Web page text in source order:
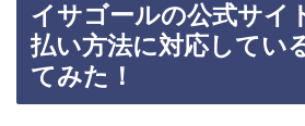
イサゴールの公式サイ
払い方法に対応してい
てみた！